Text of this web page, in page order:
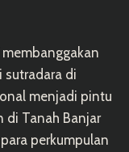
membanggakan
sutradara di
menjadi pintu
di Tanah Banjar
perkumpulan